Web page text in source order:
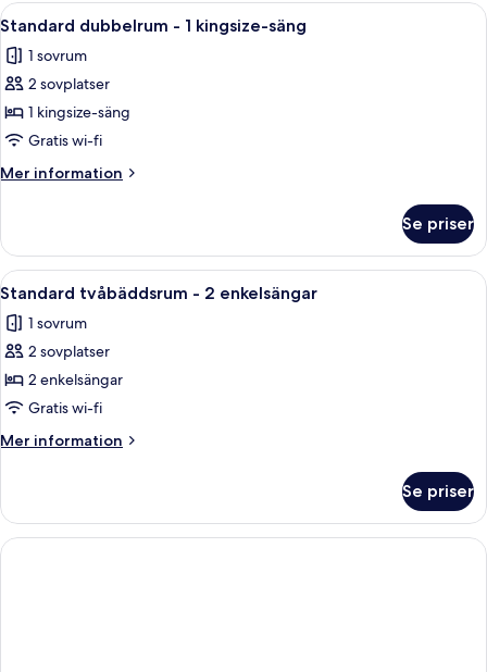
dubbelsäng
Öppna
alla
foton
för
Standard
dubbelrum
-
1
säng
Ett hotellrum med en säng, ett
3
Standard dubbelrum - 1 kingsize-säng
1 sovrum
2 sovplatser
1 kingsize-säng
Gratis wi-fi
Mer information
Mer
dubbelrum
1
säng
Se priser
Öppna
alla
foton
för
Standard
tvåbäddsrum
-
2
Ett modernt hotellrum med en stor
3
Standard tvåbäddsrum - 2 enkelsängar
1 sovrum
2 sovplatser
2 enkelsängar
Gratis wi-fi
Mer information
Mer
tvåbäddsrum
2
Se priser